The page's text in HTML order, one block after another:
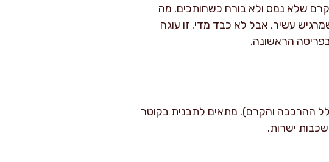
קרם שלא נמס ולא בורח כשחותכים. מה
עשיר, אבל לא כבד מדי. זו עוגה
הראשונה.
קושי: בינוני (בעיקר בגלל ההרכבה והקרם). מתאים לתבנית בקוטר